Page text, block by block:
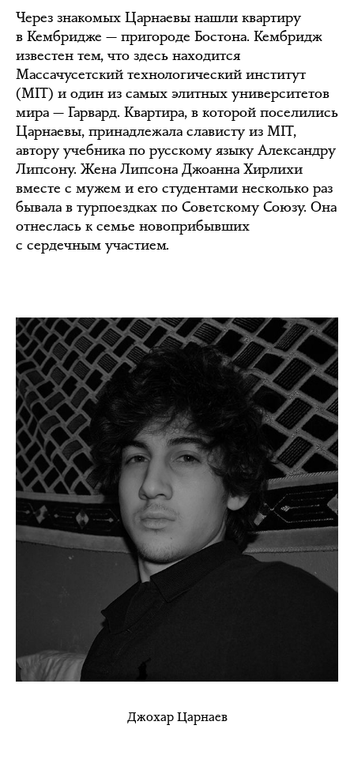
Через знакомых Царнаевы нашли квартиру
в Кембридже — пригороде Бостона. Кембридж
известен тем, что здесь находится
Массачусетский технологический институт
(MIT) и один из самых элитных университетов
мира — Гарвард. Квартира, в которой поселились
Царнаевы, принадлежала слависту из MIT,
автору учебника по русскому языку Александру
Липсону. Жена Липсона Джоанна Хирлихи
вместе с мужем и его студентами несколько раз
бывала в турпоездках по Советскому Союзу. Она
отнеслась к семье новоприбывших
с сердечным участием.
Джохар Царнаев